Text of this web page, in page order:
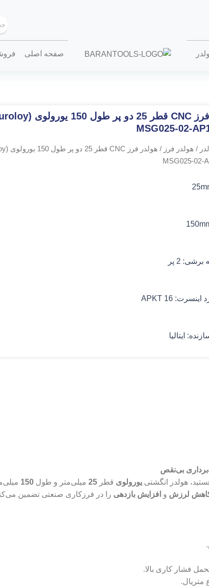
صفحه اصلی
MSG025-02-
/ هولدر فرز
MSG025-02-
برشی: 2 پر
اینسرت: APKT 16
ایتالیا
هولدر انگشتی یورولوی قطر 25 میلی‌متر و طول 150
لرزش و افزایش بازدهی را در فرزکاری صنعتی تضمین
فشار کاری بالا.
متریال.